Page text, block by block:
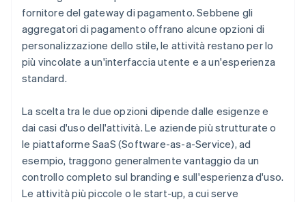
fornitore del gateway di pagamento. Sebbene gli
aggregatori di pagamento offrano alcune opzioni di
personalizzazione dello stile, le attività restano per lo
più vincolate a un'interfaccia utente e a un'esperienza
standard.
La scelta tra le due opzioni dipende dalle esigenze e
dai casi d'uso dell'attività. Le aziende più strutturate o
le piattaforme SaaS (Software-as-a-Service), ad
esempio, traggono generalmente vantaggio da un
controllo completo sul branding e sull'esperienza d'uso.
Le attività più piccole o le start-up, a cui serve